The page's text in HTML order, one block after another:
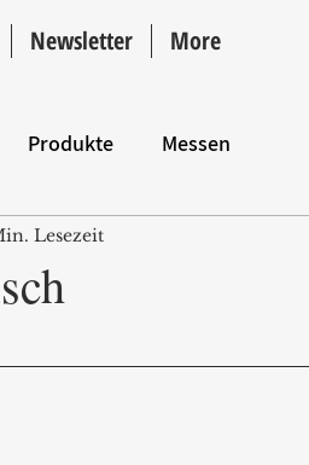
Newsletter More
Produkte Messen
Lesezeit